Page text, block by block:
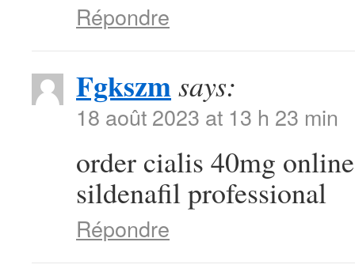
Répondre
Fgkszmsays:
18 août 2023 at 13 h 23 min
order cialis 40mg
sildenafil professional
Répondre